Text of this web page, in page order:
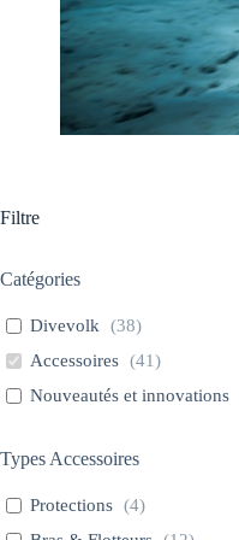
Filtre
Catégories
Divevolk (38)
Accessoires (41)
Nouveautés et innovations
Types Accessoires
Protections (4)